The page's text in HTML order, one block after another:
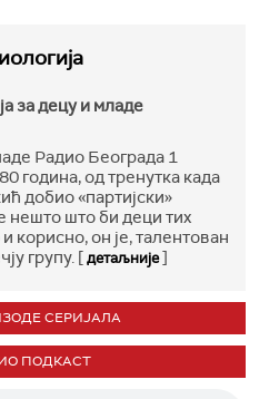
за децу и младе
Радио Београда 1
година, од тренутка када
добио «партијски»
нешто што би деци тих
корисно, он је, талентован
групу. [детаљније]
СЕРИЈАЛА
ПОДКАСТ